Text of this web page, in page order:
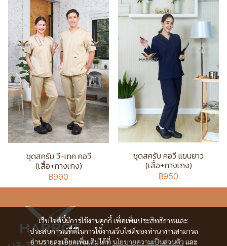
ชุดสครับ วี-เทค คอวี
(เสื้อ+กางเกง)
฿990
ชุดสครับ คอวี แขนยาว
(เสื้อ+กางเกง)
฿950
เว็บไซต์นี้มีการใช้งานคุกกี้ เพื่อเพิ่มประสิทธิภาพและ
ประสบการณ์ที่ดีในการใช้งานเว็บไซต์ของท่าน ท่านสามารถ
อ่านรายละเอียดเพิ่มเติมได้ที่ นโยบายความเป็นส่วนตัว และ